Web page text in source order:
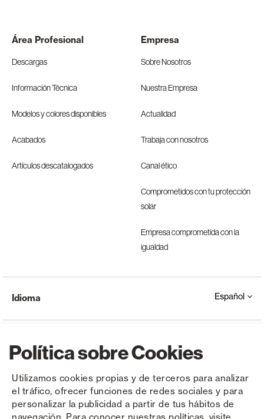
Política sobre Cookies
Utilizamos cookies propias y de terceros para analizar
el tráfico, ofrecer funciones de redes sociales y para
personalizar la publicidad a partir de tus hábitos de
Área Profesional
Descargas
Información Técnica
Modelos y colores disponibles
Acabados
Artículos descatalogados
Empresa
Sobre Nosotros
Nuestra Empresa
Actualidad
Trabaja con nosotros
Canal ético
Comprometidos con tu protección
solar
Empresa comprometida con la
igualdad
Copyright © Saxun 2023 - 2026 Política de privacidad Aviso legal Cookies
Idioma Español